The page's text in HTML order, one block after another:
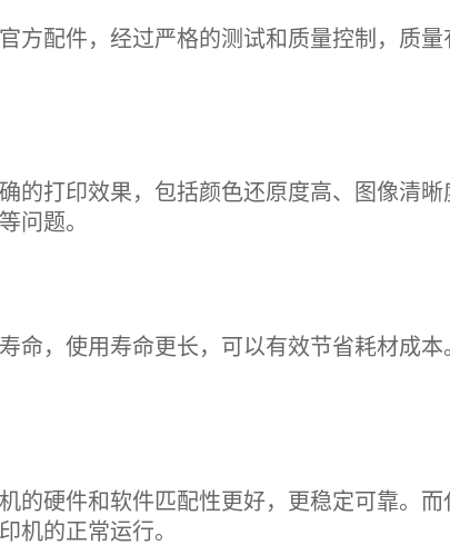
方配件，经过严格的测试和质量控制，质
的打印效果，包括颜色还原度高、图像清
问题。
命，使用寿命更长，可以有效节省耗材成
的硬件和软件匹配性更好，更稳定可靠。
机的正常运行。